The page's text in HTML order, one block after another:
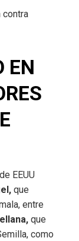
contra
EN
EEUU
que
entre
que
como